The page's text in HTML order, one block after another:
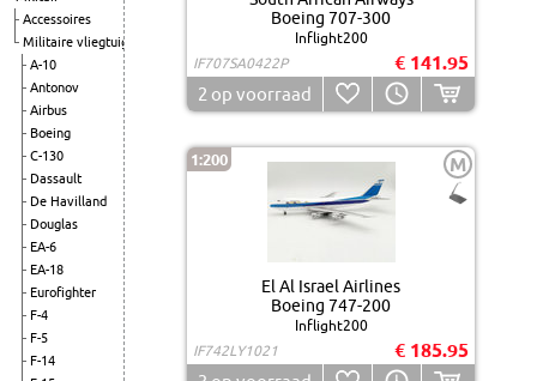
Accessoires
Militaire vliegtuigen
A-10
Antonov
Airbus
Boeing
C-130
Dassault
De Havilland
Douglas
EA-6
EA-18
Eurofighter
F-4
F-5
F-14
Boeing 707-300
Inflight200
IF707SA0422P
€ 141.95
2 op voorraad
1:200 M
El Al Israel Airlines
Boeing 747-200
Inflight200
IF742LY1021
€ 185.95